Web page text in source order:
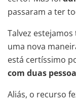
passaram a ter
Talvez
uma nova
está certíssimo
com duas
Aliás, o recurso